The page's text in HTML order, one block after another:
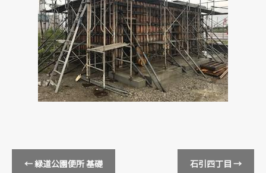
←緑道公園便所 基礎 石引四丁目 →